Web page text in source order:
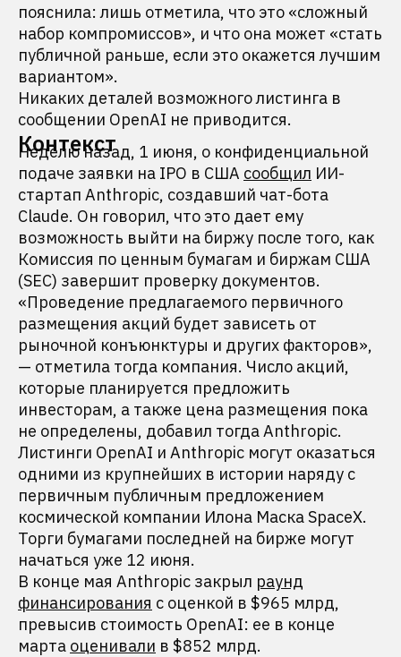
пояснила: лишь отметила, что это «сложный
набор компромиссов», и что она может «стать
публичной раньше, если это окажется лучшим
вариантом».
Никаких деталей возможного листинга в
сообщении OpenAI не приводится.
Контекст
Неделю назад, 1 июня, о конфиденциальной
подаче заявки на IPO в США сообщил ИИ-
стартап Anthropic, создавший чат-бота
Claude. Он говорил, что это дает ему
возможность выйти на биржу после того, как
Комиссия по ценным бумагам и биржам США
(SEC) завершит проверку документов.
«Проведение предлагаемого первичного
размещения акций будет зависеть от
рыночной конъюнктуры и других факторов»,
— отметила тогда компания. Число акций,
которые планируется предложить
инвесторам, а также цена размещения пока
не определены, добавил тогда Anthropic.
Листинги OpenAI и Anthropic могут оказаться
одними из крупнейших в истории наряду с
первичным публичным предложением
космической компании Илона Маска SpaceX.
Торги бумагами последней на бирже могут
начаться уже 12 июня.
В конце мая Anthropic закрыл раунд
финансирования с оценкой в $965 млрд,
превысив стоимость OpenAI: ее в конце
марта оценивали в $852 млрд.